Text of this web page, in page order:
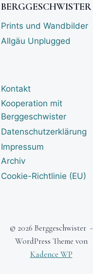
BERGGESCHWISTER
Prints und Wandbilder
Allgäu Unplugged
Kontakt
Kooperation mit
Berggeschwister
Datenschutzerklärung
Impressum
Archiv
Cookie-Richtlinie (EU)
© 2026 Berggeschwister -
WordPress Theme von
Kadence WP